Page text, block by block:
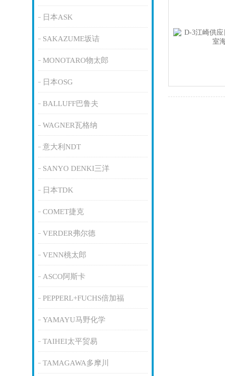
日本ASK
SAKAZUME坂诘
MONOTARO物太郎
日本OSG
BALLUFF巴鲁夫
WAGNER瓦格纳
意大利NDT
SANYO DENKI三洋
日本TDK
COMET捷克
VERDER弗尔德
VENN桃太郎
ASCO阿斯卡
PEPPERL+FUCHS倍加福
YAMAYU马野化学
TAIHEI太平贸易
TAMAGAWA多摩川